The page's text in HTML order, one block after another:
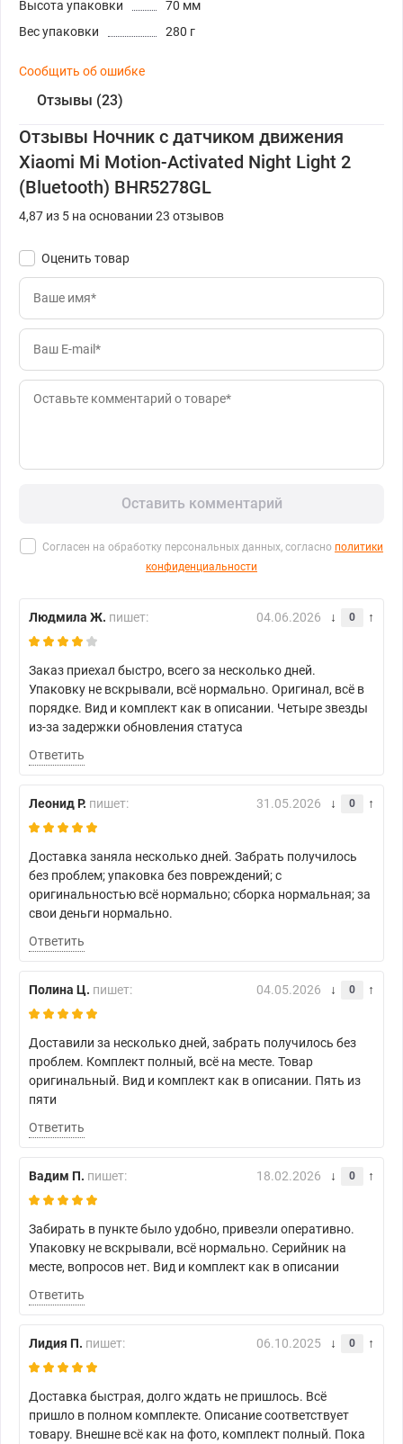
Высота упаковки
70 мм
Вес упаковки
280 г
Сообщить об ошибке
Отзывы (23)
Отзывы Ночник с датчиком движения
Xiaomi Mi Motion-Activated Night Light 2
(Bluetooth) BHR5278GL
4,87 из 5 на основании 23 отзывов
Оценить товар
Оставить комментарий
Согласен на обработку персональных данных, согласно политики
конфиденциальности
Людмила Ж. пишет: 04.06.2026 0
Заказ приехал быстро, всего за несколько дней.
Упаковку не вскрывали, всё нормально. Оригинал, всё в
порядке. Вид и комплект как в описании. Четыре звезды
из-за задержки обновления статуса
Ответить
Леонид Р. пишет: 31.05.2026 0
Доставка заняла несколько дней. Забрать получилось
без проблем; упаковка без повреждений; с
оригинальностью всё нормально; сборка нормальная; за
свои деньги нормально.
Ответить
Полина Ц. пишет: 04.05.2026 0
Доставили за несколько дней, забрать получилось без
проблем. Комплект полный, всё на месте. Товар
оригинальный. Вид и комплект как в описании. Пять из
пяти
Ответить
Вадим П. пишет: 18.02.2026 0
Забирать в пункте было удобно, привезли оперативно.
Упаковку не вскрывали, всё нормально. Серийник на
месте, вопросов нет. Вид и комплект как в описании
Ответить
Лидия П. пишет: 06.10.2025 0
Доставка быстрая, долго ждать не пришлось. Всё
пришло в полном комплекте. Описание соответствует
товару. Внешне всё как на фото, комплект полный. Пока